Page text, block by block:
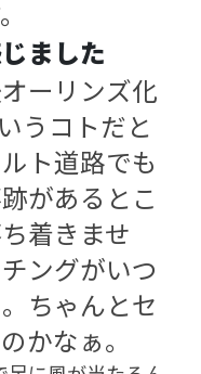
ました
ーリンズ化
うコトだと
ト道路でも
があるとこ
着きませ
ングがいつ
ちゃんとセ
かなぁ。